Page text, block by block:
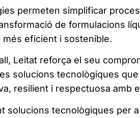
permeten simplificar
de formulacions
eficient i sostenible.
Leitat reforça el seu
solucions tecnològiques
resilient i respectuosa amb
solucions tecnològiques per